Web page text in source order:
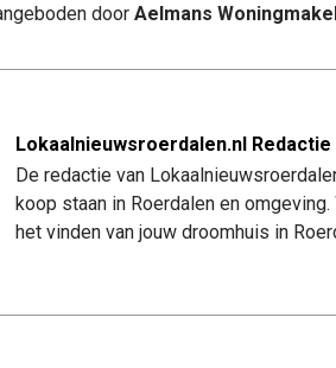
door Aelmans
Lokaalnieuwsroerdalen.nl Redactie
De redactie van
koop staan in Roerdalen en
het vinden van jouw droomhuis in